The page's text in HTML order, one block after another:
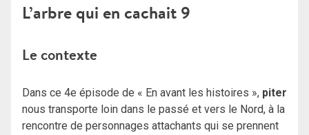
L’arbre qui en cachait 9
Le contexte
Dans ce 4e épisode de « En avant les histoires », piter
nous transporte loin dans le passé et vers le Nord, à la
rencontre de personnages attachants qui se prennent